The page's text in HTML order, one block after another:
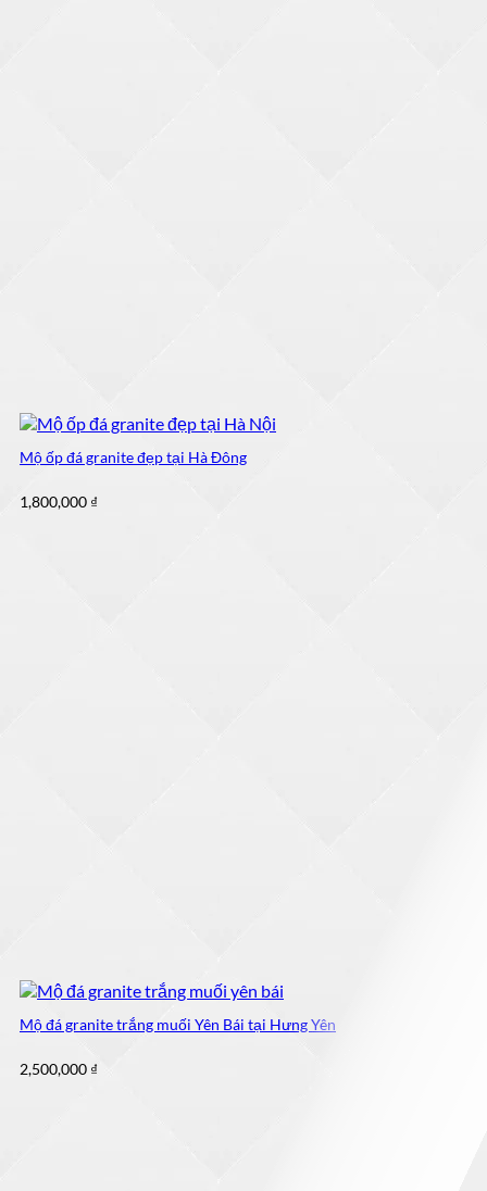
Mộ ốp đá granite đẹp tại Hà Đông
1,800,000 ₫
Mộ đá granite trắng muối Yên Bái tại Hưng Yên
2,500,000 ₫